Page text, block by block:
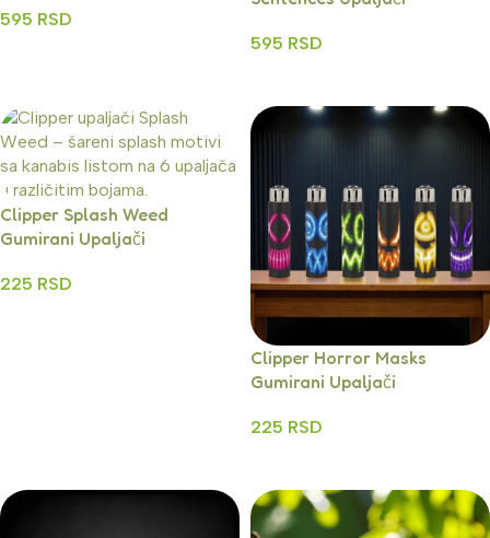
595 RSD
595 RSD
Clipper Splash Weed
Gumirani Upaljači
225 RSD
Clipper Horror Masks
Gumirani Upaljači
225 RSD